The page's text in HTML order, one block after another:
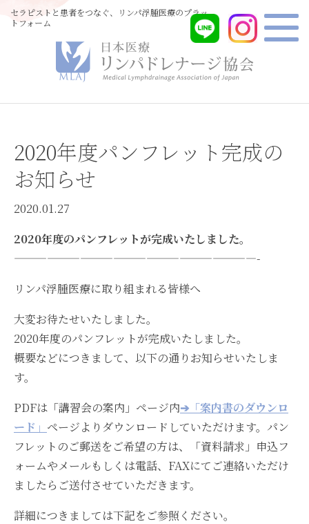
セラピストと患者をつなぐ、リンパ浮腫医療のプラッ
トフォーム
2020年度パンフレット完成の
お知らせ
2020.01.27
2020年度のパンフレットが完成いたしました。
——————————————————————-
リンパ浮腫医療に取り組まれる皆様へ
大変お待たせいたしました。
2020年度のパンフレットが完成いたしました。
概要などにつきまして、以下の通りお知らせいたしま
す。
PDFは「講習会の案内」ページ内➔「案内書のダウンロ
ード」 ページよりダウンロードしていただけます。パン
フレットのご郵送をご希望の方は、「資料請求」申込フ
ォームやメールもしくは電話、FAXにてご連絡いただけ
ましたらご送付させていただきます。
詳細につきましては下記をご参照ください。